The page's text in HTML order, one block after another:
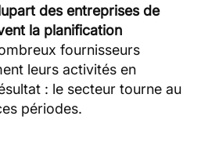
des entreprises de
la planification
fournisseurs
leurs activités en
: le secteur tourne au
périodes.